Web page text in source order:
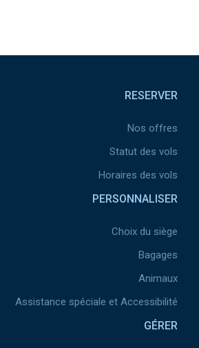
RESERVER
Nos offres
Statut des vols
Horaires des vols
PERSONNALISER
Choix du siège
Bagages
Animaux
Assistance spéciale et Accessibilité
GÉRER